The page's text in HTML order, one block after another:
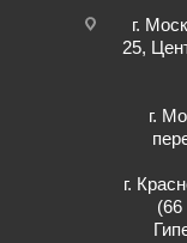
г.
25,
г.
г.